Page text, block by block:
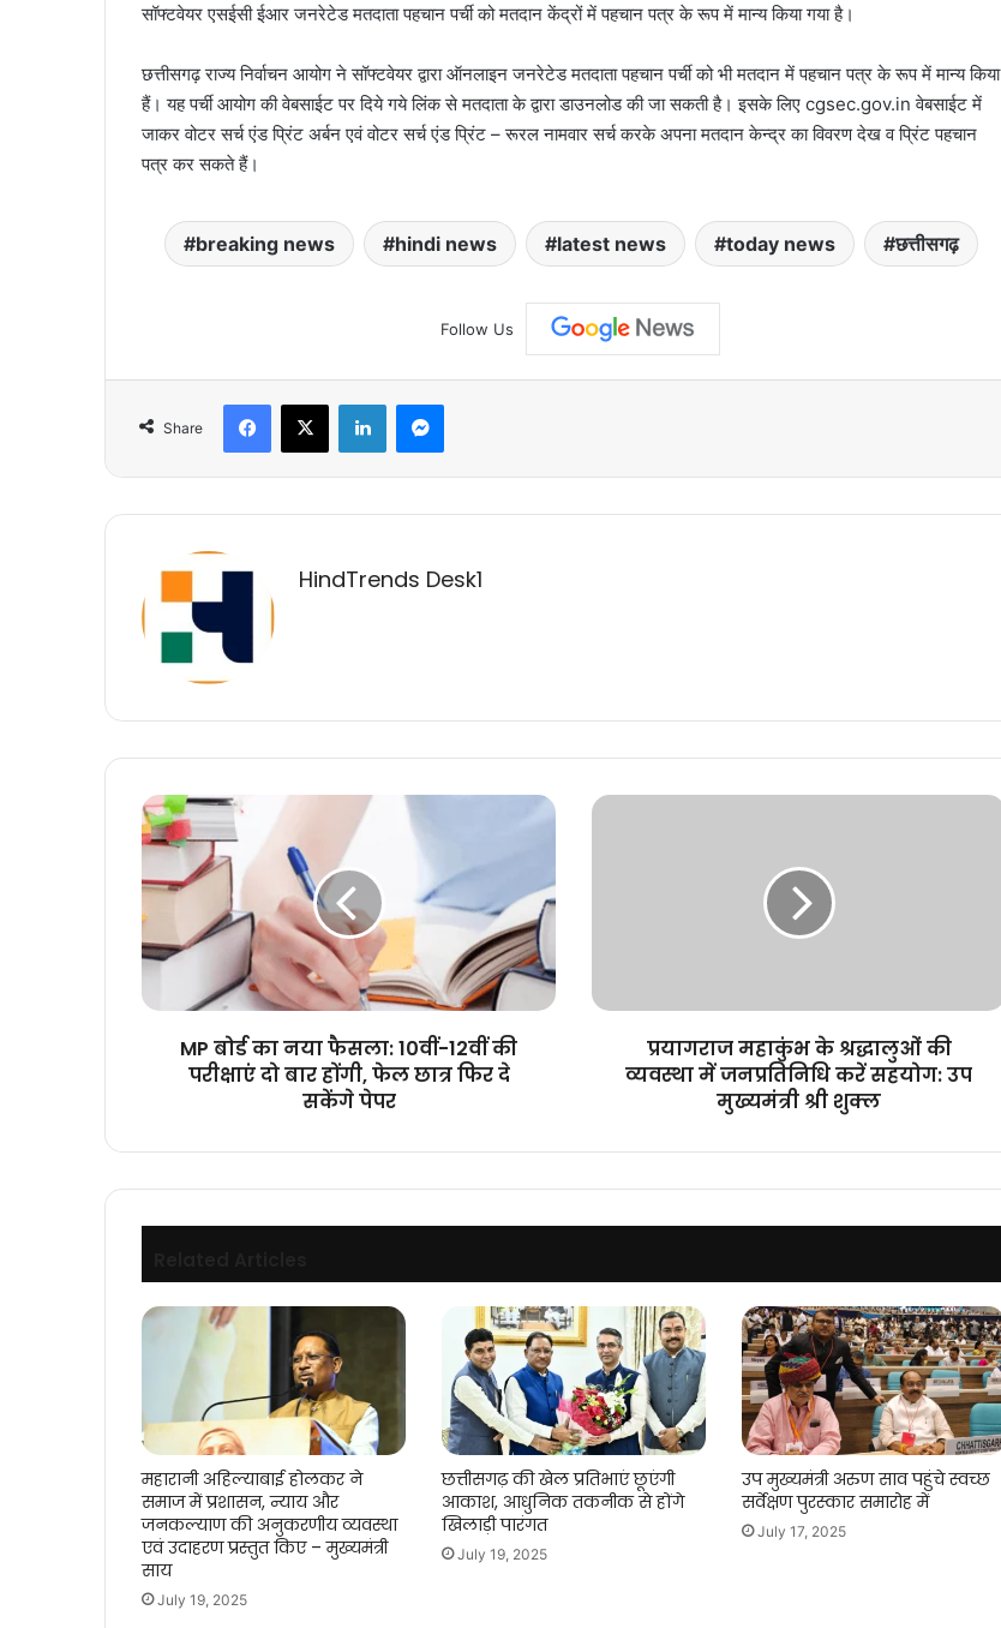
सॉफ्टवेयर एसईसी ईआर जनरेटेड मतदाता पहचान पर्ची को मतदान केंद्रों में पहचान पत्र के रूप में मान्य किया गया है।
छत्तीसगढ़ राज्य निर्वाचन आयोग ने सॉफ्टवेयर द्वारा ऑनलाइन जनरेटेड मतदाता पहचान पर्ची को भी मतदान में पहचान पत्र के रूप में मान्य किया
हैं। यह पर्ची आयोग की वेबसाईट पर दिये गये लिंक से मतदाता के द्वारा डाउनलोड की जा सकती है। इसके लिए cgsec.gov.in वेबसाईट में
जाकर वोटर सर्च एंड प्रिंट अर्बन एवं वोटर सर्च एंड प्रिंट – रूरल नामवार सर्च करके अपना मतदान केन्द्र का विवरण देख व प्रिंट पहचान
पत्र कर सकते हैं।
breaking news hindi news latest news today news छत्तीसगढ़
Follow Us
Share
Facebook
X LinkedInMessenger
HindTrends Desk1
MP
बोर्ड
का
नया
10वीं-12वीं
की
दो
दे
MP बोर्ड का नया फैसला: 10वीं-12वीं की
परीक्षाएं दो बार होंगी, फेल छात्र फिर दे
सकेंगे पेपर
प्रयागराज
करें
मुख्यमंत्री
प्रयागराज महाकुंभ के श्रद्धालुओं की
व्यवस्था में जनप्रतिनिधि करें सहयोग: उप
मुख्यमंत्री श्री शुक्ल
महारानी अहिल्याबाई होलकर ने
समाज में प्रशासन, न्याय और
जनकल्याण की अनुकरणीय व्यवस्था
एवं उदाहरण प्रस्तुत किए – मुख्यमंत्री
साय
July 19, 2025
छत्तीसगढ़ की खेल प्रतिभाएं छूएंगी
आकाश, आधुनिक तकनीक से होंगे
खिलाड़ी पारंगत
July 19, 2025
उप मुख्यमंत्री अरुण साव पहुंचे स्वच्छ
सर्वेक्षण पुरस्कार समारोह में
July 17, 2025